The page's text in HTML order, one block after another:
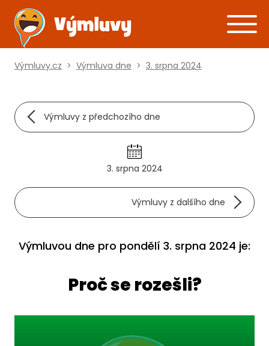
Výmluvy.cz > Výmluva dne > 3. srpna 2024
Výmluvy z předchozího dne
3. srpna 2024
Výmluvy z dalšího dne
Výmluvou dne pro pondělí 3. srpna 2024 je:
Proč se rozešli?